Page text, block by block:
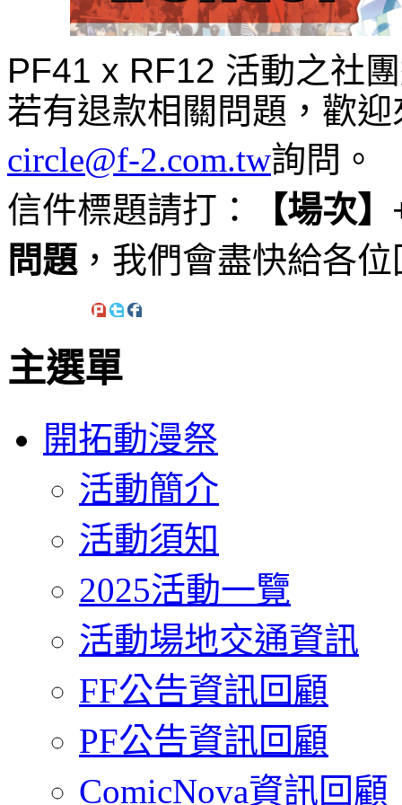
PF41 x RF12 活動之社
若有退款相關問題，歡
circle@f-2.com.tw詢問。
信件標題請打：
【場次
問題，我們會盡快給各
主選單
開拓動漫祭
活動簡介
活動須知
2025活動一覽
活動場地交通資訊
FF公告資訊回顧
PF公告資訊回顧
ComicNova資訊回顧